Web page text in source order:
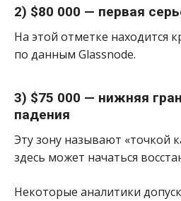
2) $80 000 — первая
На этой отметке находится
по данным Glassnode.
3) $75 000 — нижняя
падения
Эту зону называют «точкой
здесь может начаться
Некоторые аналитики